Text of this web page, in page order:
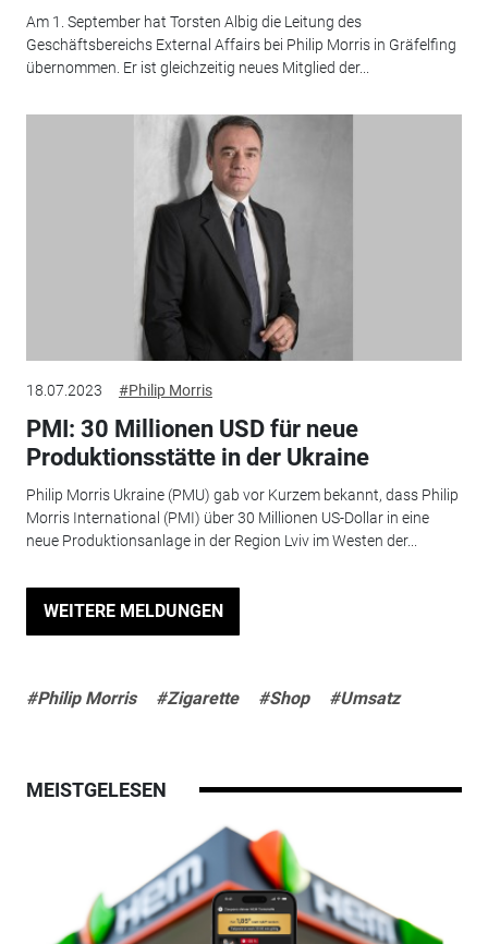
Am 1. September hat Torsten Albig die Leitung des
Geschäftsbereichs External Affairs bei Philip Morris in Gräfelfing
übernommen. Er ist gleichzeitig neues Mitglied der...
18.07.2023 #Philip Morris
PMI: 30 Millionen USD für neue
Produktionsstätte in der Ukraine
Philip Morris Ukraine (PMU) gab vor Kurzem bekannt, dass Philip
Morris International (PMI) über 30 Millionen US-Dollar in eine
neue Produktionsanlage in der Region Lviv im Westen der...
WEITERE MELDUNGEN
#Philip Morris #Zigarette #Shop #Umsatz
MEISTGELESEN